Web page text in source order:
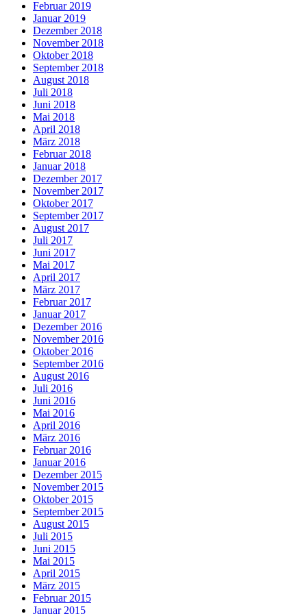
Februar 2019
Januar 2019
Dezember 2018
November 2018
Oktober 2018
September 2018
August 2018
Juli 2018
Juni 2018
Mai 2018
April 2018
März 2018
Februar 2018
Januar 2018
Dezember 2017
November 2017
Oktober 2017
September 2017
August 2017
Juli 2017
Juni 2017
Mai 2017
April 2017
März 2017
Februar 2017
Januar 2017
Dezember 2016
November 2016
Oktober 2016
September 2016
August 2016
Juli 2016
Juni 2016
Mai 2016
April 2016
März 2016
Februar 2016
Januar 2016
Dezember 2015
November 2015
Oktober 2015
September 2015
August 2015
Juli 2015
Juni 2015
Mai 2015
April 2015
März 2015
Februar 2015
Januar 2015